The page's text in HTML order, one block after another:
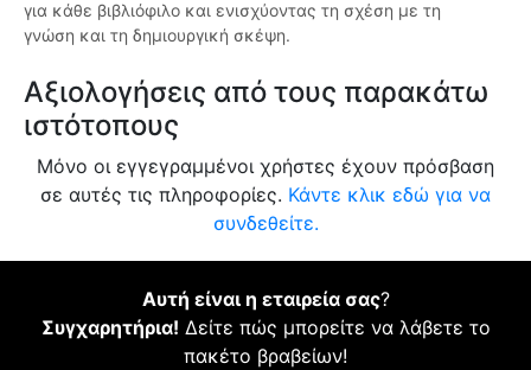
για κάθε βιβλιόφιλο και ενισχύοντας τη σχέση με τη
γνώση και τη δημιουργική σκέψη.
Αξιολογήσεις από τους παρακάτω
ιστότοπους
Μόνο οι εγγεγραμμένοι χρήστες έχουν πρόσβαση
σε αυτές τις πληροφορίες. Κάντε κλικ εδώ για να
συνδεθείτε.
Αυτή είναι η εταιρεία σας?
Συγχαρητήρια! Δείτε πώς μπορείτε να λάβετε το
πακέτο βραβείων!